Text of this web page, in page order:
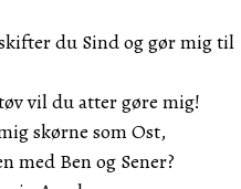
du Sind og gør mig til
vil du atter gøre mig!
skørne som Ost,
med Ben og Sener?